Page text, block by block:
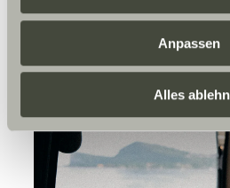
Datenschutzerklärung
einzelne Cookies/Dienste in den
erteilen Sie uns Ihre Einwilligung
Daten zu den genannten
freiwillig, für den Besuch der
und kann jederzeit über die
werden. Klicken Sie auf
notwendigen Cookies auf der
Anpassen
Alles